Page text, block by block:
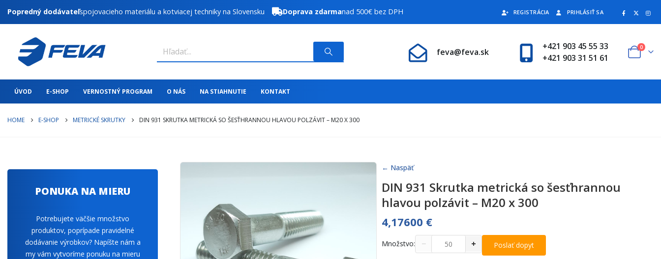
Popredný dodávateľspojovacieho materiálu a kotviacej techniky na Slovensku Doprava zdarmanad 500€ bez DPH REGISTRÁCIA PRIHLÁSIŤ SA
feva@feva.sk
+421 903 45 55 33
+421 903 31 51 61
0
ÚVOD E-SHOP VERNOSTNÝ PROGRAM O NÁS NA STIAHNUTIE KONTAKT
HOME E-SHOP METRICKÉ SKRUTKY DIN 931 SKRUTKA METRICKÁ SO ŠESŤHRANNOU HLAVOU POLZÁVIT – M20 X 300
← Naspäť
DIN 931 Skrutka metrická so šesťhrannou
hlavou polzávit – M20 x 300
4,17600 €
Množstvo: − + Poslať dopyt
PONUKA NA MIERU
Potrebujete väčšie množstvo
produktov, poprípade pravidelné
dodávanie výrobkov? Napíšte nám a
my vám vytvoríme ponuku na mieru